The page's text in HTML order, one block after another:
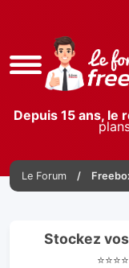
Accès
rapide
Depuis 15 ans, le
Le Forum
Stockez